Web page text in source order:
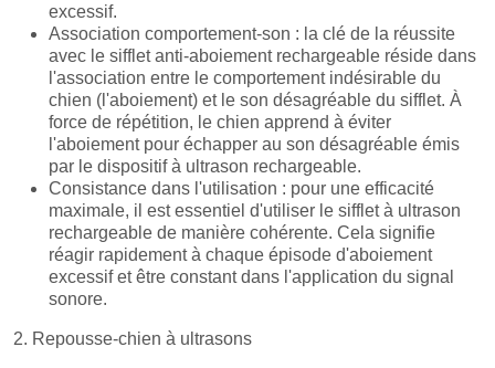
excessif.
Association comportement-son : la clé de la réussite
avec le sifflet anti-aboiement rechargeable réside dans
l'association entre le comportement indésirable du
chien (l'aboiement) et le son désagréable du sifflet. À
force de répétition, le chien apprend à éviter
l'aboiement pour échapper au son désagréable émis
par le dispositif à ultrason rechargeable.
Consistance dans l'utilisation : pour une efficacité
maximale, il est essentiel d'utiliser le sifflet à ultrason
rechargeable de manière cohérente. Cela signifie
réagir rapidement à chaque épisode d'aboiement
excessif et être constant dans l'application du signal
sonore.
2. Repousse-chien à ultrasons